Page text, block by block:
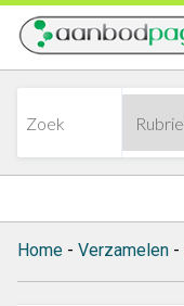
Home - Verzamelen -